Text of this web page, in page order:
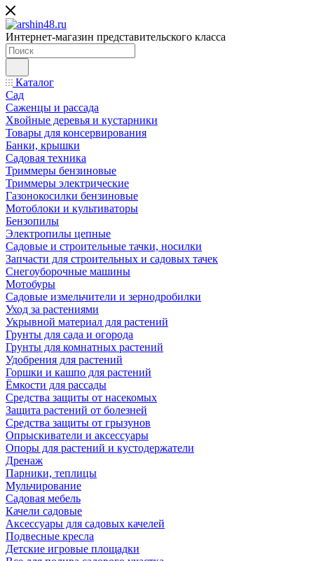
Интернет-магазин представительского класса
Каталог
Сад
Саженцы и рассада
Хвойные деревья и кустарники
Товары для консервирования
Банки, крышки
Садовая техника
Триммеры бензиновые
Триммеры электрические
Газонокосилки бензиновые
Мотоблоки и культиваторы
Бензопилы
Электропилы цепные
Садовые и строительные тачки, носилки
Запчасти для строительных и садовых тачек
Снегоуборочные машины
Мотобуры
Садовые измельчители и зернодробилки
Уход за растениями
Укрывной материал для растений
Грунты для сада и огорода
Грунты для комнатных растений
Удобрения для растений
Горшки и кашпо для растений
Ёмкости для рассады
Средства защиты от насекомых
Защита растений от болезней
Средства защиты от грызунов
Опрыскиватели и аксессуары
Опоры для растений и кустодержатели
Дренаж
Парники, теплицы
Мульчирование
Садовая мебель
Качели садовые
Аксессуары для садовых качелей
Подвесные кресла
Детские игровые площадки